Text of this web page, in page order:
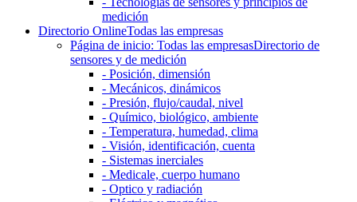
medición
Directorio OnlineTodas las empresas
Página de inicio: Todas las empresasDirectorio de
sensores y de medición
- Posición, dimensión
- Mecánicos, dinámicos
- Presión, flujo/caudal, nivel
- Químico, biológico, ambiente
- Temperatura, humedad, clima
- Visión, identificación, cuenta
- Sistemas inerciales
- Medicale, cuerpo humano
- Optico y radiación